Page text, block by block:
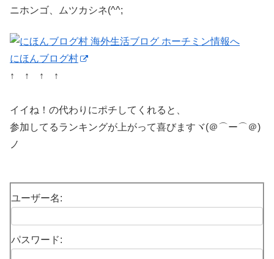
ニホンゴ、ムツカシネ(^^;
にほんブログ村
↑ ↑ ↑ ↑
イイね！の代わりにポチしてくれると、
参加してるランキングが上がって喜びますヾ(＠⌒ー⌒＠)
ノ
ユーザー名:
パスワード: